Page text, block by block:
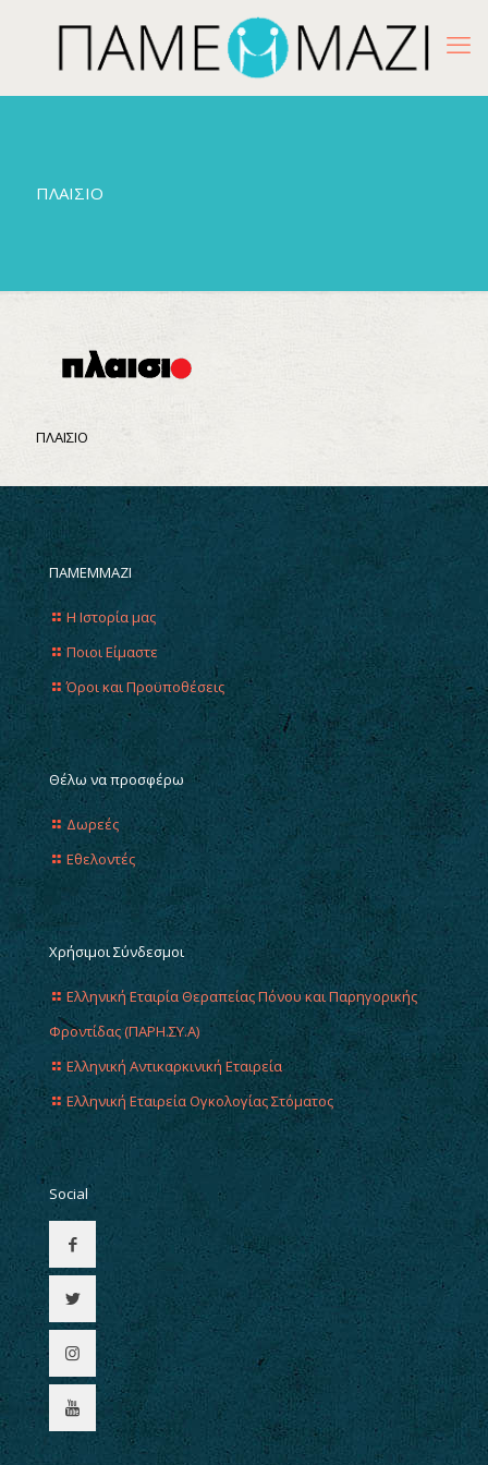
ΠΛΑΙΣΙΟ
ΠΛΑΙΣΙΟ
ΠΑΜΕΜΜΑΖΙ
Η Ιστορία μας
Ποιοι Είμαστε
Όροι και Προϋποθέσεις
Θέλω να προσφέρω
Δωρεές
Εθελοντές
Χρήσιμοι Σύνδεσμοι
Ελληνική Εταιρία Θεραπείας Πόνου και Παρηγορικής
Φροντίδας (ΠΑΡΗ.ΣΥ.Α)
Ελληνική Αντικαρκινική Εταιρεία
Ελληνική Εταιρεία Ογκολογίας Στόματος
Social